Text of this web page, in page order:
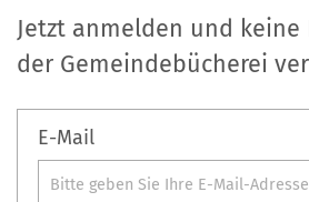
Jetzt anmelden und keine
der Gemeindebücherei
E-Mail